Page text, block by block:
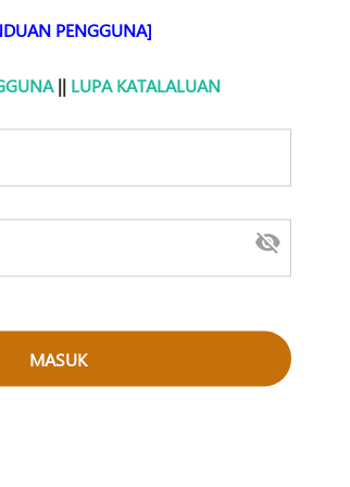
PENGGUNA]
|| LUPA KATALALUAN